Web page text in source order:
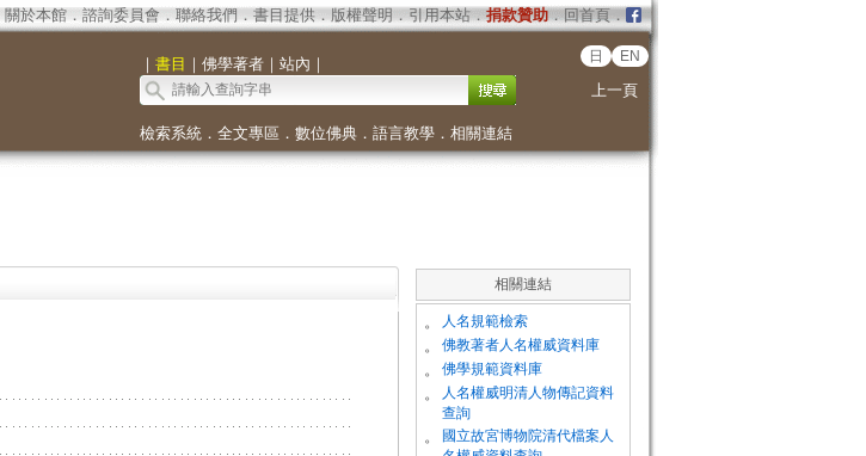
關於本館． 諮詢委員會． 聯絡我們 ． 書目提供． 版權聲明 ． 引用本站． 捐款贊助．回首頁．
｜ 書目 ｜ 佛學著者｜ 站內 ｜ 日 EN
上一頁
檢索系統． 全文專區 ． 數位佛典． 語言教學． 相關連結
相關連結
。 人名規範檢索
。 佛教著者人名權威資料庫
。 佛學規範資料庫
。
人名權威明清人物傳記資料
查詢
。
國立故宮博物院清代檔案人